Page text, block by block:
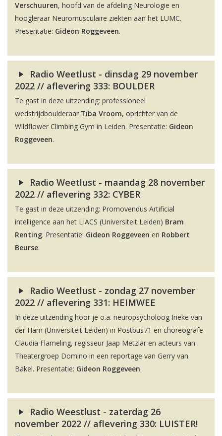
Verschuuren, hoofd van de afdeling Neurologie en
hoogleraar Neuromusculaire ziekten aan het LUMC.
Presentatie: Gideon Roggeveen.
Radio Weetlust - dinsdag 29 november
2022 // aflevering 333: BOULDER
Te gast in deze uitzending: professioneel
wedstrijdboulderaar Tiba Vroom, oprichter van de
Wildflower Climbing Gym in Leiden. Presentatie: Gideon
Roggeveen.
Radio Weetlust - maandag 28 november
2022 // aflevering 332: CYBER
Te gast in deze uitzending: Promovendus Artificial
intelligence aan het LIACS (Universiteit Leiden) Bram
Renting. Presentatie: Gideon Roggeveen en Robbert
Beurse.
Radio Weetlust - zondag 27 november
2022 // aflevering 331: HEIMWEE
In deze uitzending hoor je o.a. neuropsycholoog Ineke van
der Ham (Universiteit Leiden) in Postbus71 en choreografe
Claudia Flameling, regisseur Jaap Metzlar en acteurs van
Theatergroep Domino in een reportage van Gerry van
Bakel. Presentatie: Gideon Roggeveen.
Radio Weestlust - zaterdag 26
november 2022 // aflevering 330: LUISTER!